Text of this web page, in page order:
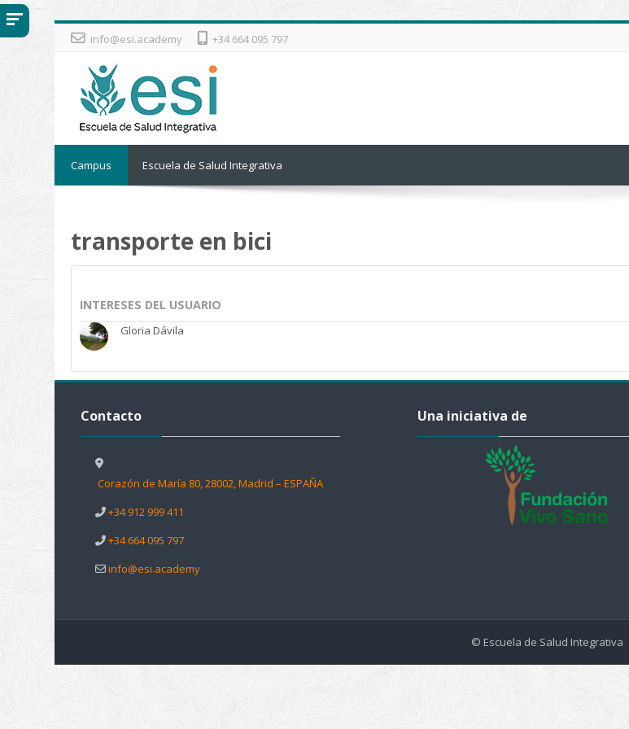
Salta al contenido principal
info@esi.academy +34 664 095 797
Campus Escuela de Salud Integrativa
transporte en bici
INTERESES DEL USUARIO
Gloria Dávila
Contacto
Corazón de María 80, 28002, Madrid – ESPAÑA
+34 912 999 411
+34 664 095 797
info@esi.academy
Una iniciativa de
© Escuela de Salud Integrativa